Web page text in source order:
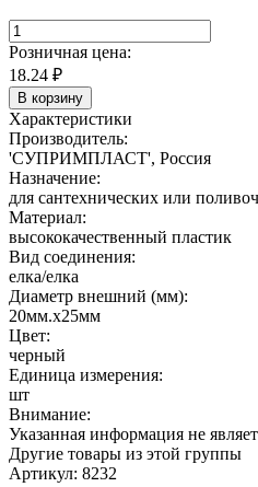
Розничная цена:
18.24 ₽
В корзину
Характеристики
Производитель:
'СУПРИМПЛАСТ', Россия
Назначение:
для сантехнических или
Материал:
высококачественный пластик
Вид соединения:
елка/елка
Диаметр внешний (мм):
20мм.х25мм
Цвет:
черный
Единица измерения:
шт
Внимание:
Указанная информация не
Другие товары из этой группы
Артикул: 8232